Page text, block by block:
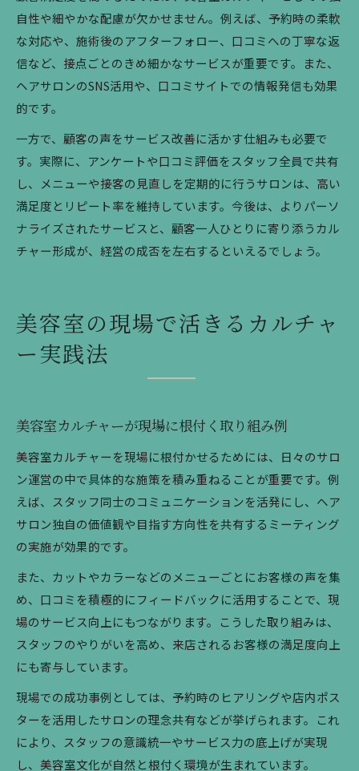
自性や細やかな配慮が欠かせません。例えば、予約時の柔軟
な対応や、施術後のアフターフォロー、口コミへの丁寧な返
信など、接点ごとのきめ細かなサービスが重要です。また、
ヘアサロンのSNS活用や、口コミサイトでの情報発信も効果
的です。
一方で、顧客の声をサービス改善に活かす仕組みも必要で
す。実際に、アンケートや口コミ評価をスタッフ全員で共有
し、メニューや接客の見直しを定期的に行うサロンは、高い
満足度とリピート率を維持しています。今後は、よりパーソ
ナライズされたサービスと、顧客一人ひとりに寄り添うカル
チャー形成が、経営の成否を左右するといえるでしょう。
美容室の現場で活きるカルチャ
ー実践法
美容室カルチャーが現場に根付く取り組み例
美容室カルチャーを現場に根付かせるためには、日々のサロ
ン運営の中で具体的な施策を積み重ねることが重要です。例
えば、スタッフ同士のコミュニケーションを活発にし、ヘア
サロン独自の価値観や目指す方向性を共有するミーティング
の実施が効果的です。
また、カットやカラーなどのメニューごとにお客様の声を集
め、口コミを積極的にフィードバックに活用することで、現
場のサービス向上にもつながります。こうした取り組みは、
スタッフのやりがいを高め、来店されるお客様の満足度向上
にも寄与しています。
現場での成功事例としては、予約時のヒアリングや店内ポス
ターを活用したサロンの理念共有などが挙げられます。これ
により、スタッフの意識統一やサービス力の底上げが実現
し、美容室文化が自然と根付く環境が生まれています。